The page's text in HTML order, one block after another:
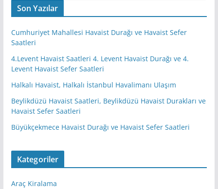
Son Yazılar
Cumhuriyet Mahallesi Havaist Durağı ve Havaist Sefer
Saatleri
4.Levent Havaist Saatleri 4. Levent Havaist Durağı ve 4.
Levent Havaist Sefer Saatleri
Halkalı Havaist, Halkalı İstanbul Havalimanı Ulaşım
Beylikdüzü Havaist Saatleri, Beylikdüzü Havaist Durakları ve
Havaist Sefer Saatleri
Büyükçekmece Havaist Durağı ve Havaist Sefer Saatleri
Kategoriler
Araç Kiralama